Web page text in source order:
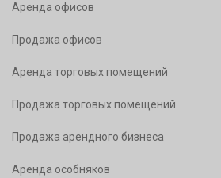
Аренда офисов
Продажа офисов
Аренда торговых помещений
Продажа торговых помещений
Продажа арендного бизнеса
Аренда особняков